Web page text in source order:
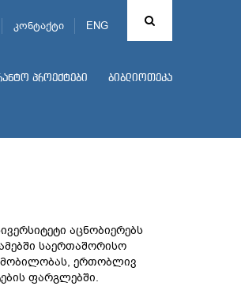
ENG
კონტაქტი
პროექტები ბიბლიოთეკა
აცნობიერებს
საერთაშორისო
მობილობას, ერთობლივ
ფარგლებში.